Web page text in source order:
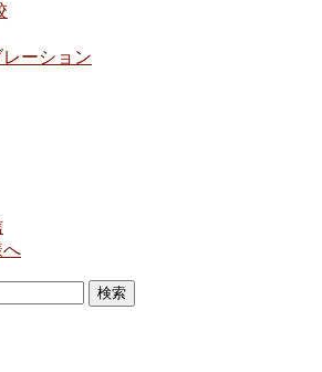
ーション
へ